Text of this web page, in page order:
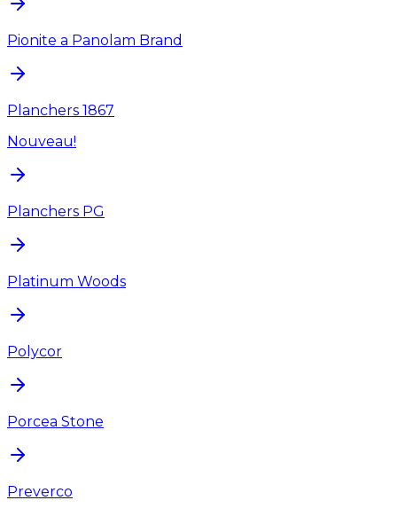
Pionite a Panolam Brand
Planchers 1867
Nouveau!
Planchers PG
Platinum Woods
Polycor
Porcea Stone
Preverco